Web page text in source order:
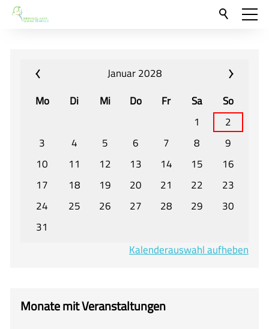
Neu hier?
Für Eltern und Schüler
Veranstaltungen und Termine
Unser Unterricht - Fachcurricula
Unsere Konzepte
Downloads
Unter-, Mittel und Oberstufe
Offener Ganztag
Januar 2028
Mo
Di Mi Do Fr Sa
So
1
2
3
4 5 6 7 8
9
10
11 12 13 14 15
16
17
18 19 20 21 22
23
24
25 26 27 28 29
30
31
Kalenderauswahl aufheben
Monate mit Veranstaltungen